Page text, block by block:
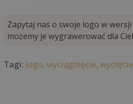
Zapytaj nas o swoje logo w
możemy je wygrawerować dla
Tagi: logo, wyciągnięcie, wycięcie